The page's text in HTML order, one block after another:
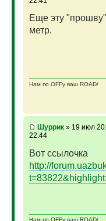
Еще эту
метр.
Нам по OFFу ваш ROAD/
Шуррик» 19 июл
22:44
Вот ссылочка
http://
Нам по OFFу ваш ROAD/